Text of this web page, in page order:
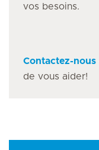
vos besoins.
Contactez-nous
de vous aider!